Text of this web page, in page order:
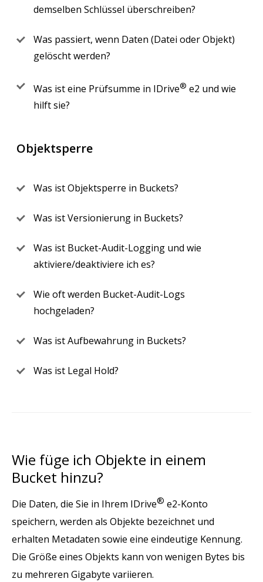
demselben Schlüssel überschreiben?
Was passiert, wenn Daten (Datei oder Objekt)
gelöscht werden?
Was ist eine Prüfsumme in IDrive® e2 und wie
hilft sie?
Objektsperre
Was ist Objektsperre in Buckets?
Was ist Versionierung in Buckets?
Was ist Bucket-Audit-Logging und wie
aktiviere/deaktiviere ich es?
Wie oft werden Bucket-Audit-Logs
hochgeladen?
Was ist Aufbewahrung in Buckets?
Was ist Legal Hold?
Wie füge ich Objekte in einem
Bucket hinzu?
Die Daten, die Sie in Ihrem IDrive® e2-Konto
speichern, werden als Objekte bezeichnet und
erhalten Metadaten sowie eine eindeutige Kennung.
Die Größe eines Objekts kann von wenigen Bytes bis
zu mehreren Gigabyte variieren.